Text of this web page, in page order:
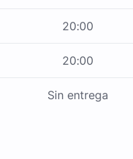
20:00
20:00
Sin entrega